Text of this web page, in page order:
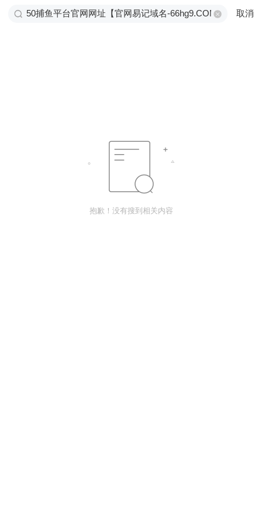
取消
抱歉！没有搜到相关内容